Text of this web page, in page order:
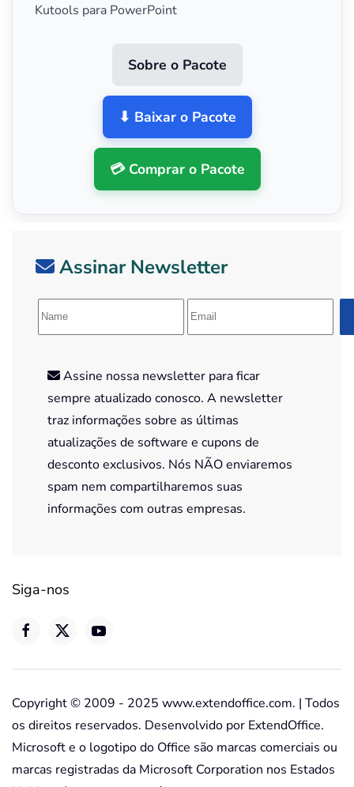
Kutools para PowerPoint
Sobre o Pacote
⬇ Baixar o Pacote
💳 Comprar o Pacote
Assinar Newsletter
Assine nossa newsletter para ficar
sempre atualizado conosco. A newsletter
traz informações sobre as últimas
atualizações de software e cupons de
desconto exclusivos. Nós NÃO enviaremos
spam nem compartilharemos suas
informações com outras empresas.
Siga-nos
Copyright © 2009 - 2025 www.extendoffice.com. | Todos
os direitos reservados. Desenvolvido por ExtendOffice.
Microsoft e o logotipo do Office são marcas comerciais ou
marcas registradas da Microsoft Corporation nos Estados